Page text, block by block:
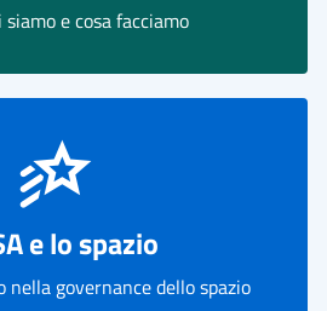
siamo e cosa facciamo
e lo spazio
governance dello spazio